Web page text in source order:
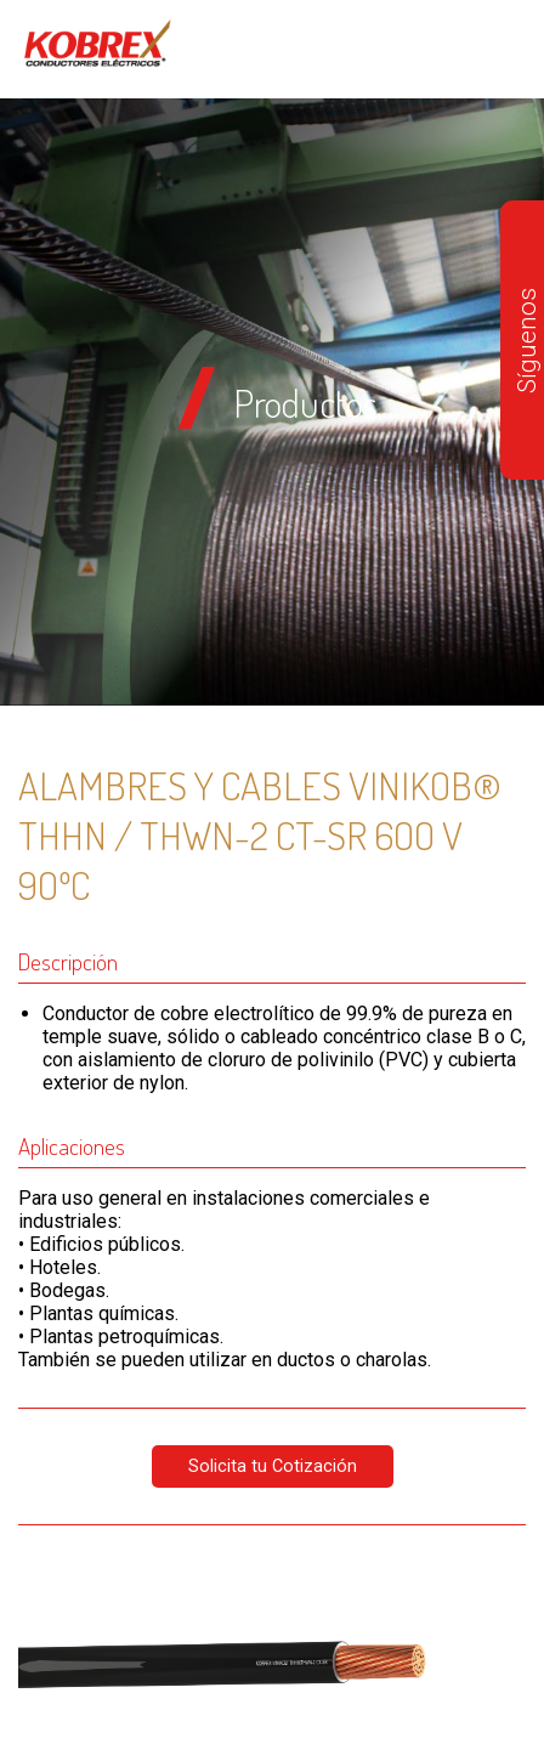
Síguenos
Productos
ALAMBRES Y CABLES VINIKOB®
THHN / THWN-2 CT-SR 6OO V
9OºC
Descripción
Conductor de cobre electrolítico de 99.9% de pureza en
temple suave, sólido o cableado concéntrico clase B o C,
con aislamiento de cloruro de polivinilo (PVC) y cubierta
exterior de nylon.
Aplicaciones
Para uso general en instalaciones comerciales e
industriales:
• Edificios públicos.
• Hoteles.
• Bodegas.
• Plantas químicas.
• Plantas petroquímicas.
También se pueden utilizar en ductos o charolas.
Solicita tu Cotización